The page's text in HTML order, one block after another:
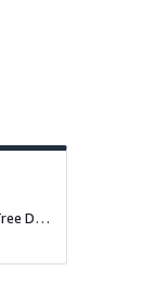
The Campus, 1 Office Park, Rain Tree Drive, Pun Hlaing Estate, Hlaing Thayar Township,